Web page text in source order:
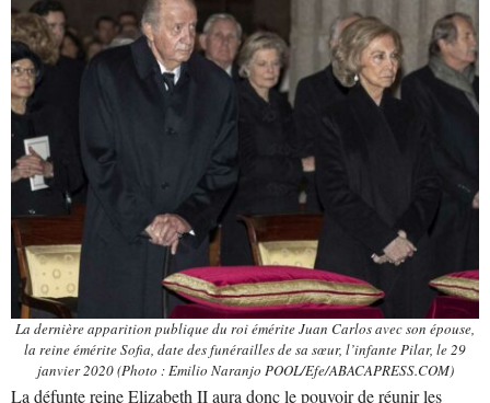
La dernière apparition publique du roi émérite Juan Carlos avec son épouse,
la reine émérite Sofia, date des funérailles de sa sœur, l’infante Pilar, le 29
janvier 2020 (Photo : Emilio Naranjo POOL/Efe/ABACAPRESS.COM)
La défunte reine Elizabeth II aura donc le pouvoir de réunir les